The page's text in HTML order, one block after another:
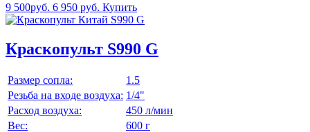
9 500руб. 6 950 руб. Купить
Краскопульт S990 G
Размер сопла:
1.5
Резьба на входе воздуха: 1/4"
Расход воздуха:
450 л/мин
Вес:
600 г